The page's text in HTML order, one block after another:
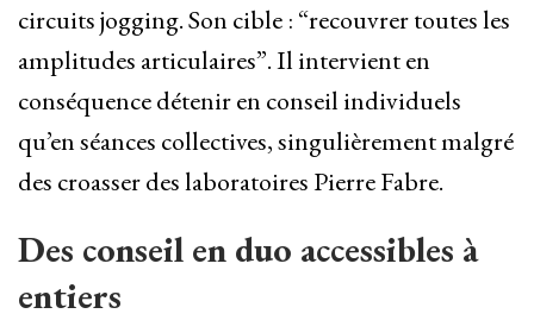
circuits jogging. Son cible : “recouvrer toutes les
amplitudes articulaires”. Il intervient en
conséquence détenir en conseil individuels
qu’en séances collectives, singulièrement malgré
des croasser des laboratoires Pierre Fabre.
Des conseil en duo accessibles à
entiers